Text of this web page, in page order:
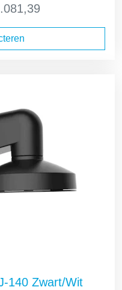
Prijsklasse:
€ 1.081,39
140 Zwart/Wit